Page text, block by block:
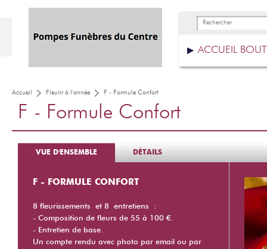
ACCUEIL
Accueil Fleurir à l'année F - Formule Confort
F - Formule Confort
VUE D'ENSEMBLE DÉTAILS
F - FORMULE CONFORT
8 f leurissements et 8 entretiens :
- Composition de fleurs de 55 à 100 €.
- Entretien de base.
Un compte rendu avec photo par email ou par